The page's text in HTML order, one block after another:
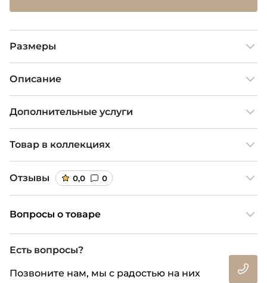
Размеры
Описание
Дополнительные услуги
Товар в коллекциях
Отзывы 0,0 0
Вопросы о товаре
Есть вопросы?
Позвоните нам, мы с радостью на них